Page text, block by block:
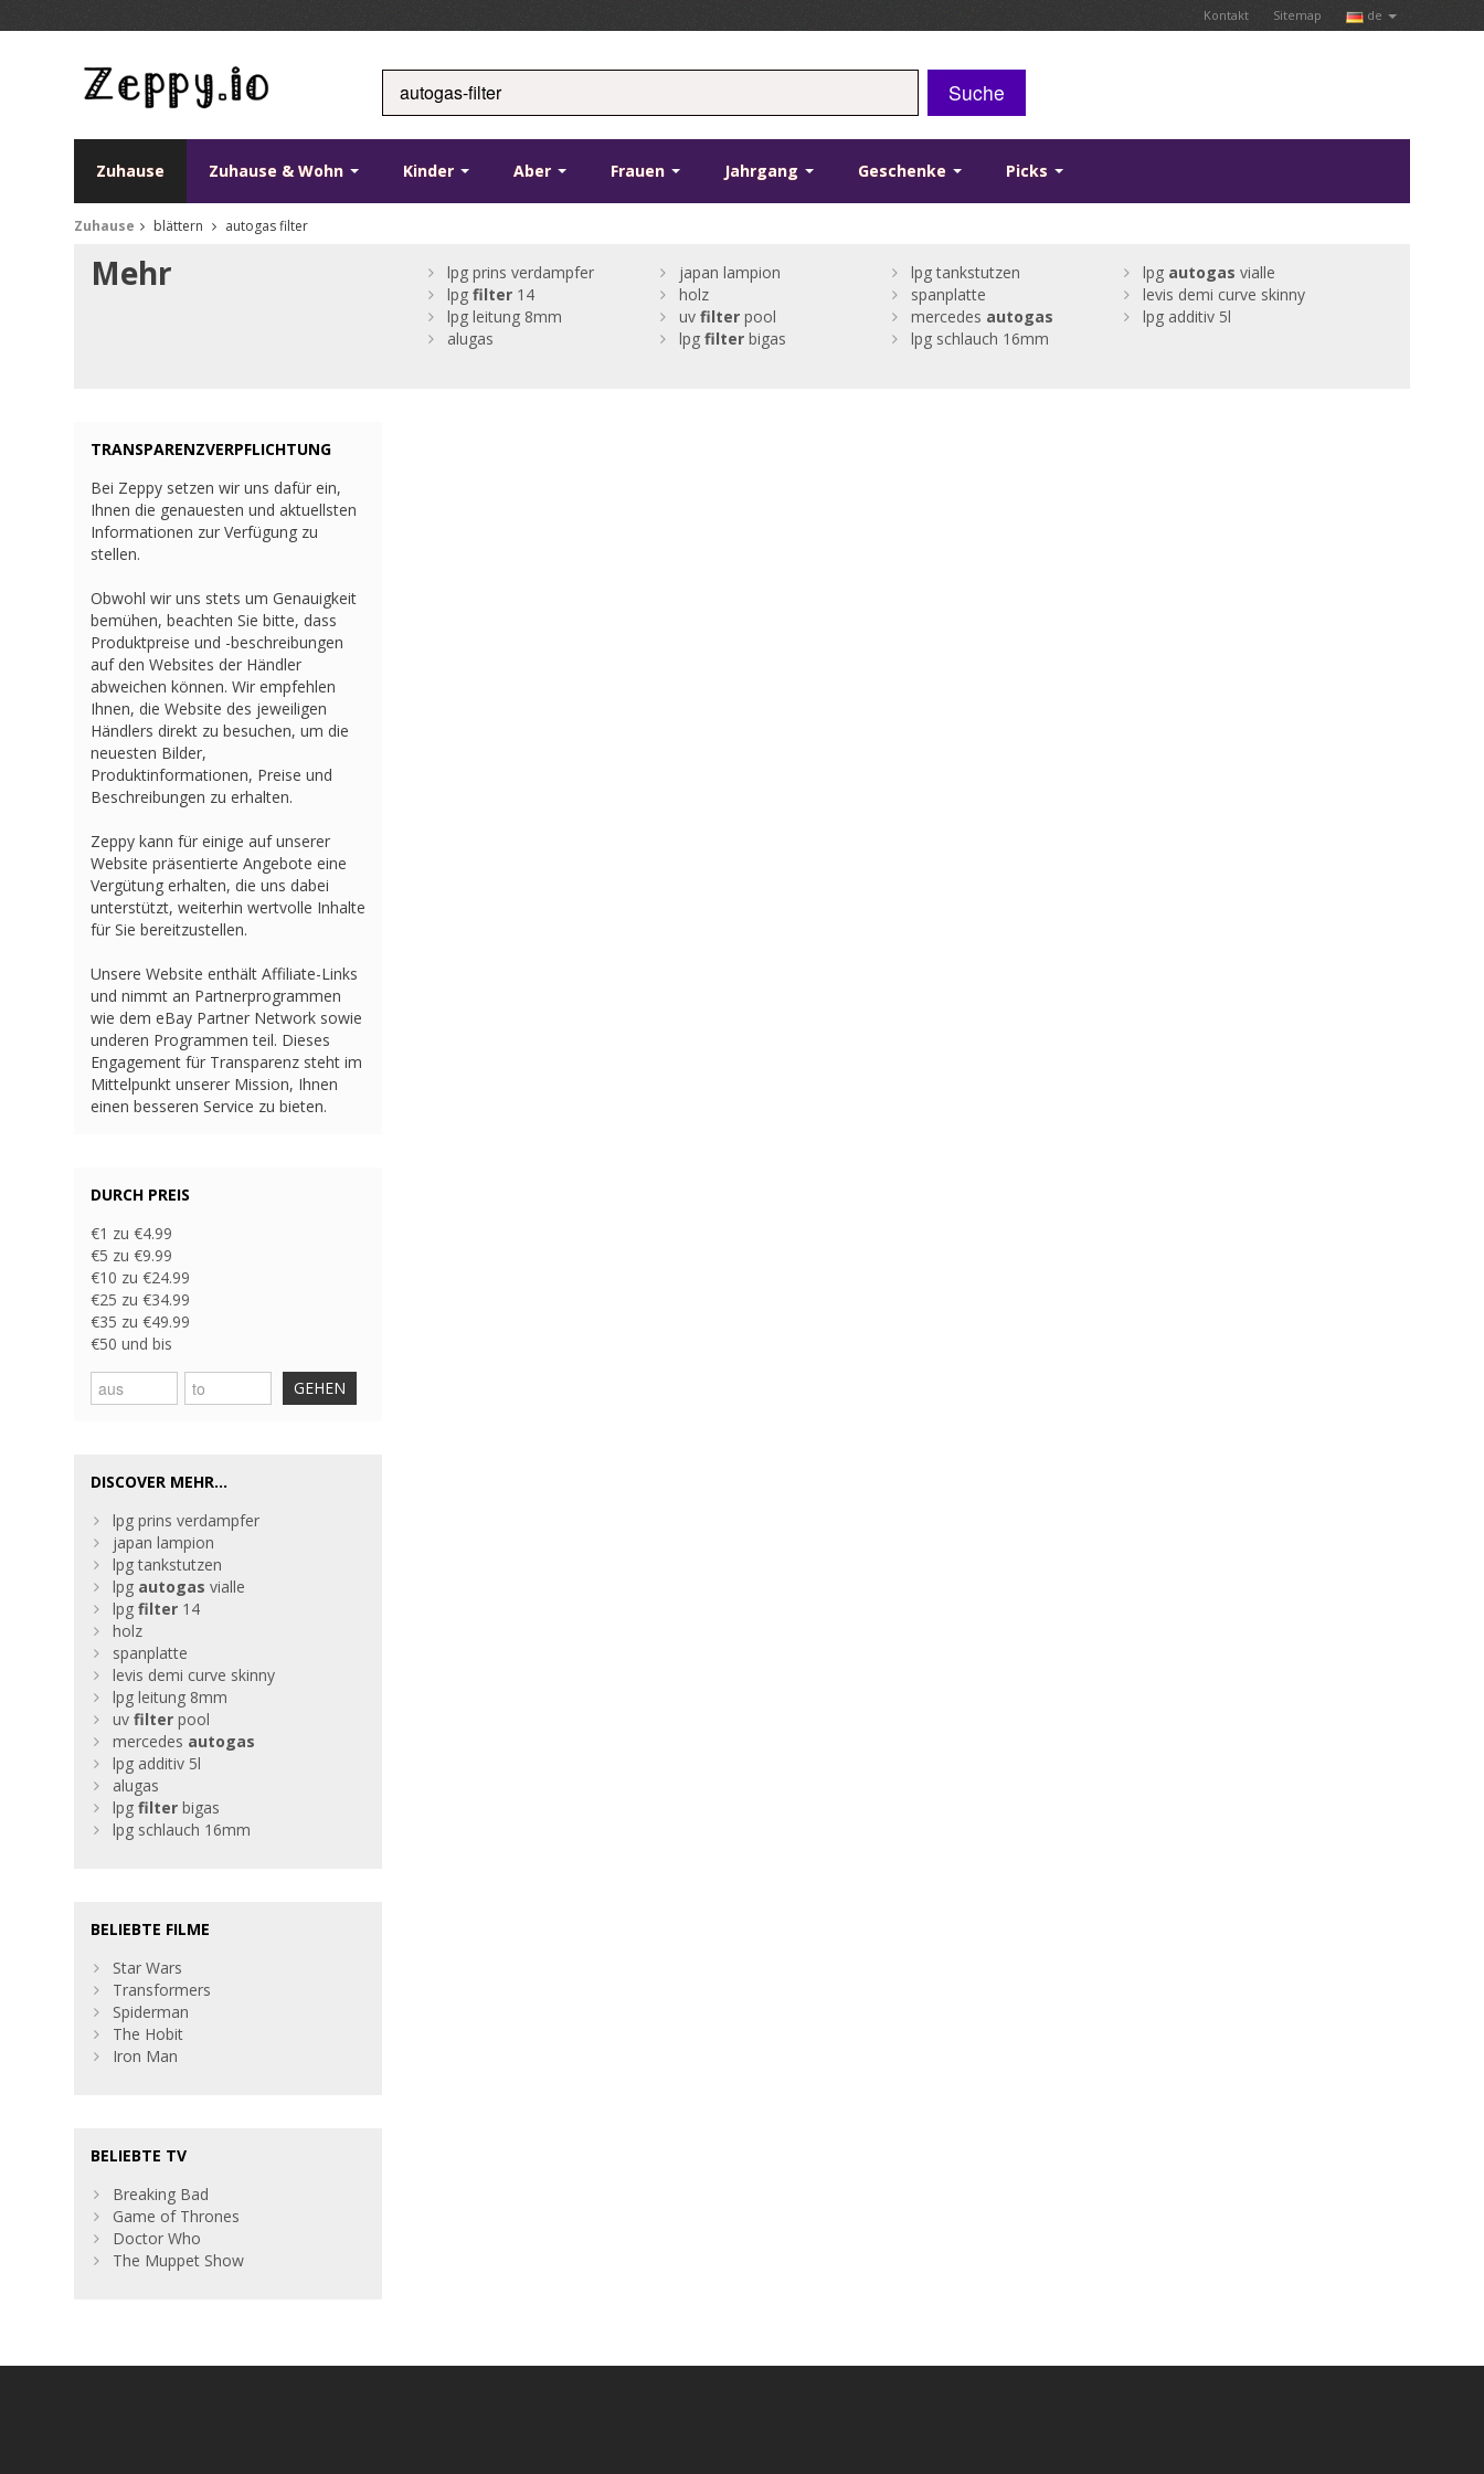
Kontakt Sitemap de
Suche
Zuhause Zuhause & Wohn Kinder Aber Frauen Jahrgang Geschenke Picks
Zuhause blättern autogas filter
Mehr lpg prins verdampfer japan lampion lpg tankstutzen lpg autogas vialle
lpg filter14 holz spanplatte
levis demi curve skinny
lpg leitung 8mm
uv filterpool mercedes autogas
lpg additiv 5l
alugas
lpg filterbigas lpg schlauch 16mm
TRANSPARENZVERPFLICHTUNG
Bei Zeppy setzen wir uns dafür ein,
Ihnen die genauesten und aktuellsten
Informationen zur Verfügung zu
stellen.
Obwohl wir uns stets um Genauigkeit
bemühen, beachten Sie bitte, dass
Produktpreise und -beschreibungen
auf den Websites der Händler
abweichen können. Wir empfehlen
Ihnen, die Website des jeweiligen
Händlers direkt zu besuchen, um die
neuesten Bilder,
Produktinformationen, Preise und
Beschreibungen zu erhalten.
Zeppy kann für einige auf unserer
Website präsentierte Angebote eine
Vergütung erhalten, die uns dabei
unterstützt, weiterhin wertvolle Inhalte
für Sie bereitzustellen.
Unsere Website enthält Affiliate-Links
und nimmt an Partnerprogrammen
wie dem eBay Partner Network sowie
underen Programmen teil. Dieses
Engagement für Transparenz steht im
Mittelpunkt unserer Mission, Ihnen
einen besseren Service zu bieten.
DURCH PREIS
€1 zu €4.99
€5 zu €9.99
€10 zu €24.99
€25 zu €34.99
€35 zu €49.99
€50 und bis
GEHEN
DISCOVER MEHR...
lpg prins verdampfer
japan lampion
lpg tankstutzen
lpg autogas vialle
lpgfilter 14
holz
spanplatte
levis demi curve skinny
lpg leitung 8mm
uvfilter pool
mercedes autogas
lpg additiv 5l
alugas
lpgfilter bigas
lpg schlauch 16mm
BELIEBTE FILME
Star Wars
Transformers
Spiderman
The Hobit
Iron Man
BELIEBTE TV
Breaking Bad
Game of Thrones
Doctor Who
The Muppet Show